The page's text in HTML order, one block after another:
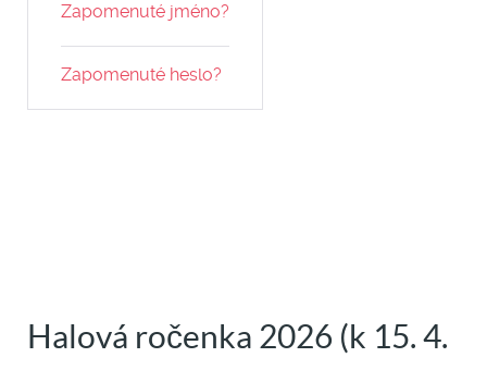
Zapomenuté jméno?
Zapomenuté heslo?
Halová ročenka 2026 (k 15. 4.